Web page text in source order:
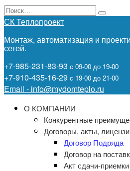
Перейти
к
Search
for:
СК Теплопроект
Монтаж, автоматизация и
сетей.
+7-985-231-83-93 с 09-00 до 19-00
+7-910-435-16-29 с 19-00 до 21-00
Email - info@mydomteplo.ru
О КОМПАНИИ
Конкурентные
Договоры, акты,
Договор Подряда
Договор на
Акт сдачи-